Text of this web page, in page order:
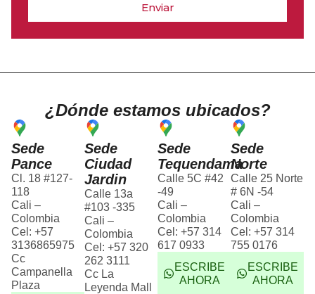
Enviar
¿Dónde estamos ubicados?
Sede
Pance
Cl. 18 #127-
118
Cali –
Colombia
Cel: +57
3136865975
Cc
Campanella
Plaza
Sede
Ciudad
Jardin
Calle 13a
#103 -335
Cali –
Colombia
Cel: +57 320
262 3111
Cc La
Leyenda Mall
Sede
Tequendama
Calle 5C #42
-49
Cali –
Colombia
Cel: +57 314
617 0933
ESCRIBE
AHORA
Sede
Norte
Calle 25 Norte
# 6N -54
Cali –
Colombia
Cel: +57 314
755 0176
ESCRIBE
AHORA